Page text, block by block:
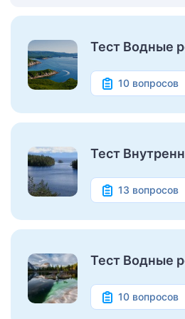
Тест Водные
10 вопросов
Тест
13 вопросов
Тест Водные
10 вопросов